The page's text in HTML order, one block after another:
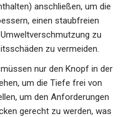
anschließen, um die
einen staubfreien
zu
zu vermeiden.
müssen nur den Knopf in der
um die Tiefe frei von
um den Anforderungen
gerecht zu werden, was